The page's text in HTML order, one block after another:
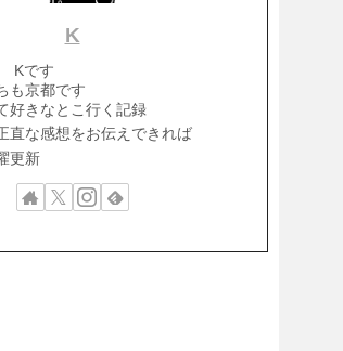
K
Kです
も京都です
好きなとこ行く記録
直な感想をお伝えできれば
更新